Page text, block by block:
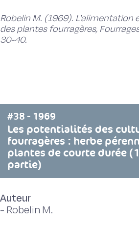
Robelin M. (1969). L'alimentation
des plantes fourragères,
30-40.
#38 - 1969
Les potentialités des
fourragères : herbe
plantes de courte durée
partie)
Auteur
- Robelin M.